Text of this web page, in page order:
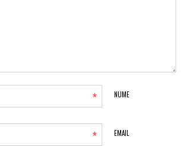
NUME
*
EMAIL
*